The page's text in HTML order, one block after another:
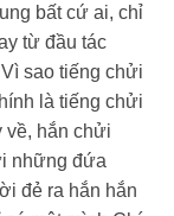
bất cứ ai, chỉ
từ đầu tác
sao tiếng chửi
là tiếng chửi
về, hắn chửi
những đứa
đẻ ra hắn hắn